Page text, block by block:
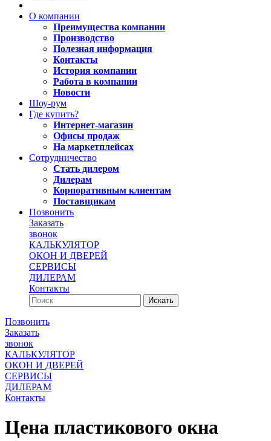
О компании
Преимущества компании
Производство
Полезная информация
Контакты
История компании
Работа в компании
Новости
Шоу-рум
Где купить?
Интернет-магазин
Офисы продаж
На маркетплейсах
Сотрудничество
Стать дилером
Дилерам
Корпоративным клиентам
Поставщикам
Позвонить
Заказать
звонок
КАЛЬКУЛЯТОР
ОКОН И ДВЕРЕЙ
СЕРВИСЫ
ДИЛЕРАМ
Контакты
Позвонить
Заказать
звонок
КАЛЬКУЛЯТОР
ОКОН И ДВЕРЕЙ
СЕРВИСЫ
ДИЛЕРАМ
Контакты
Цена пластикового окна